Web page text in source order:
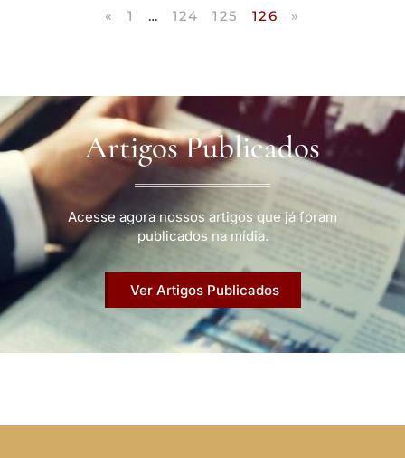
« 1 … 124 125 126 »
Artigos Publicados
Acesse agora nossos artigos que já foram
publicados na mídia.
Ver Artigos Publicados